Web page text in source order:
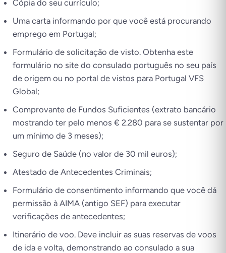
Cópia do seu currículo;
Uma carta informando por que você está procurando
emprego em Portugal;
Formulário de solicitação de visto. Obtenha este
formulário no site do consulado português no seu país
de origem ou no portal de vistos para Portugal VFS
Global;
Comprovante de Fundos Suficientes (extrato bancário
mostrando ter pelo menos € 2.280 para se sustentar por
um mínimo de 3 meses);
Seguro de Saúde (no valor de 30 mil euros);
Atestado de Antecedentes Criminais;
Formulário de consentimento informando que você dá
permissão à AIMA (antigo SEF) para executar
verificações de antecedentes;
Itinerário de voo. Deve incluir as suas reservas de voos
de ida e volta, demonstrando ao consulado a sua